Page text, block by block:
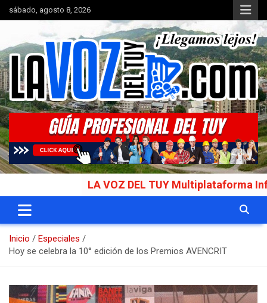
Saltar
al
sábado, agosto 8, 2026
La Voz del Tuy
Portal de noticias
LA VOZ DEL TUY Multiplataforma
Inicio
Especiales
Hoy se celebra la 10° edición de los Premios AVENCRIT